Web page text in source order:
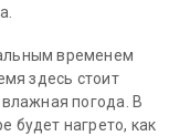
временем
здесь стоит
погода. В
будет нагрето, как